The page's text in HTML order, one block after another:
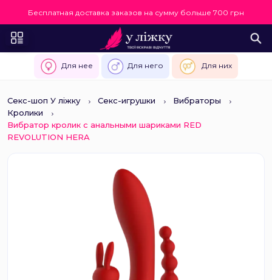
Бесплатная доставка заказов на сумму больше 700 грн
Для нее Для него Для них
Секс-шоп У ліжку Секс-игрушки
Вибраторы
Кролики
Вибратор кролик с анальными шариками RED
REVOLUTION HERA